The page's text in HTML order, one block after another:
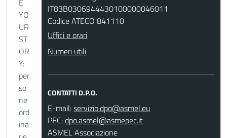
E
YO
UR
ST
OR
Y:
per
so
ne
ord
ina
IT83B0306944430100000046011
Codice ATECO 841110
Uffici e orari
Numeri utili
CONTATTI D.P.O.
E-mail:
PEC:
ASMEL Associazione